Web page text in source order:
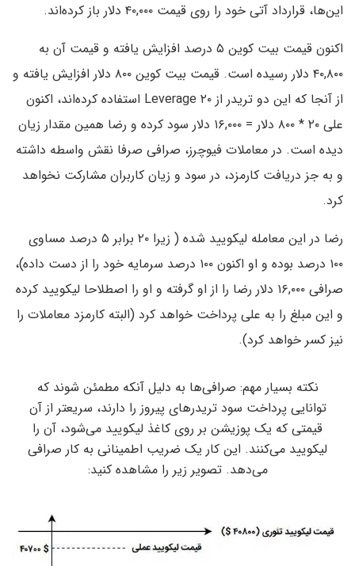
این‌ها، قرارداد آتی خود را روی قیمت ۴۰,۰۰۰ دلار باز کرده‌اند.
اکنون قیمت بیت کوین ۵ درصد افزایش یافته و قیمت آن به
۴۰,۸۰۰ دلار رسیده است. قیمت بیت کوین ۸۰۰ دلار افزایش یافته و
از آنجا که این دو تریدر از Leverage ۲۰ استفاده کرده‌اند، اکنون
علی ۲۰ * ۸۰۰ دلار = ۱۶,۰۰۰ دلار سود کرده و رضا همین مقدار زیان
دیده است. در معاملات فیوچرز، صرافی صرفا نقش واسطه داشته
و به جز دریافت کارمزد، در سود و زیان کاربران مشارکت نخواهد
کرد.
رضا در این معامله لیکویید شده ( زیرا ۲۰ برابر ۵ درصد مساوی
۱۰۰ درصد بوده و او اکنون ۱۰۰ درصد سرمایه خود را از دست داده)،
صرافی ۱۶,۰۰۰ دلار رضا را از او گرفته و او را اصطلاحا لیکویید کرده
و این مبلغ را به علی پرداخت خواهد کرد (البته کارمزد معاملات را
نیز کسر خواهد کرد).
نکته بسیار مهم: صرافی‌ها به دلیل آنکه مطمئن شوند که
توانایی پرداخت سود تریدرهای پیروز را دارند، سریعتر از آن
قیمتی که یک پوزیشن بر روی کاغذ لیکویید می‌شود، آن را
لیکویید می‌کنند. این کار یک ضریب اطمینانی به کار صرافی
می‌دهد. تصویر زیر را مشاهده کنید: